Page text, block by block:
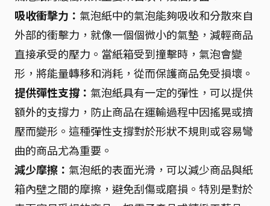
吸收衝擊力： 氣泡紙中的氣泡能夠吸收和分散來自
外部的衝擊力，就像一個個微小的氣墊，減輕商品
直接承受的壓力。當紙箱受到撞擊時，氣泡會變
形，將能量轉移和消耗，從而保護商品免受損壞。
提供彈性支撐： 氣泡紙具有一定的彈性，可以提供
額外的支撐力，防止商品在運輸過程中因搖晃或擠
壓而變形。這種彈性支撐對於形狀不規則或容易彎
曲的商品尤為重要。
減少摩擦： 氣泡紙的表面光滑，可以減少商品與紙
箱內壁之間的摩擦，避免刮傷或磨損。特別是對於